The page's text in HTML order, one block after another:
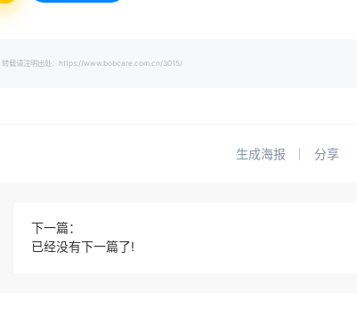
转载请注明出处：https://www.bobcare.com.cn/3015/
生成海报 分享
下一篇：
已经没有下一篇了!